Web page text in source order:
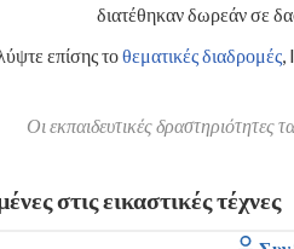
διατέθηκαν δωρεάν σε
επίσης τοθεματικές διαδρομές,
Οι εκπαιδευτικές δραστηριότητες
στις εικαστικές τέχνες